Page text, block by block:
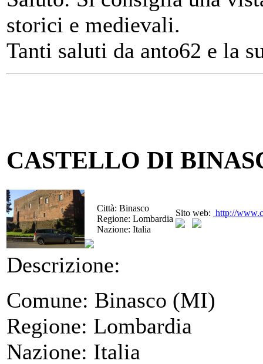
storici e medievali.
Tanti saluti da anto62 e la
CASTELLO DI
Città: Binasco
Regione: Lombardia
Nazione: Italia
Sito web: http://
Descrizione:
Comune: Binasco (MI)
Regione: Lombardia
Nazione: Italia